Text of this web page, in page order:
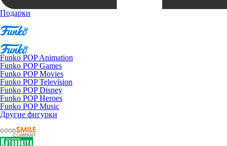
Подарки
Funko POP Animation
Funko POP Games
Funko POP Movies
Funko POP Television
Funko POP Disney
Funko POP Heroes
Funko POP Music
Другие фигурки